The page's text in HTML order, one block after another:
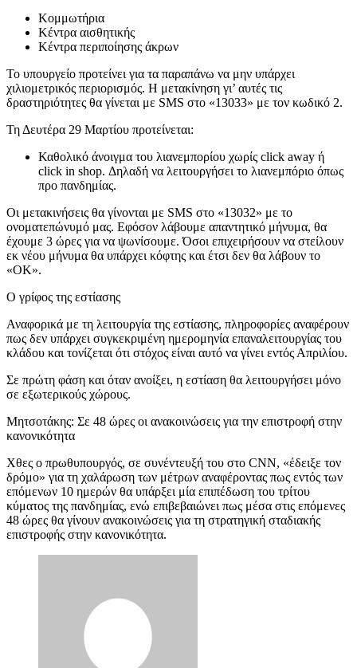
Κομμωτήρια
Κέντρα αισθητικής
Κέντρα περιποίησης άκρων
Το υπουργείο προτείνει για τα παραπάνω να μην υπάρχει
χιλιομετρικός περιορισμός. Η μετακίνηση γι’ αυτές τις
δραστηριότητες θα γίνεται με SMS στο «13033» με τον κωδικό 2.
Τη Δευτέρα 29 Μαρτίου προτείνεται:
Καθολικό άνοιγμα του λιανεμπορίου χωρίς click away ή
click in shop. Δηλαδή να λειτουργήσει το λιανεμπόριο όπως
προ πανδημίας.
Οι μετακινήσεις θα γίνονται με SMS στο «13032» με το
ονοματεπώνυμό μας. Εφόσον λάβουμε απαντητικό μήνυμα, θα
έχουμε 3 ώρες για να ψωνίσουμε. Όσοι επιχειρήσουν να στείλουν
εκ νέου μήνυμα θα υπάρχει κόφτης και έτσι δεν θα λάβουν το
«OK».
Ο γρίφος της εστίασης
Αναφορικά με τη λειτουργία της εστίασης, πληροφορίες αναφέρουν
πως δεν υπάρχει συγκεκριμένη ημερομηνία επαναλειτουργίας του
κλάδου και τονίζεται ότι στόχος είναι αυτό να γίνει εντός Απριλίου.
Σε πρώτη φάση και όταν ανοίξει, η εστίαση θα λειτουργήσει μόνο
σε εξωτερικούς χώρους.
Μητσοτάκης: Σε 48 ώρες οι ανακοινώσεις για την επιστροφή στην
κανονικότητα
Χθες ο πρωθυπουργός, σε συνέντευξή του στο CNN, «έδειξε τον
δρόμο» για τη χαλάρωση των μέτρων αναφέροντας πως εντός των
επόμενων 10 ημερών θα υπάρξει μία επιπέδωση του τρίτου
κύματος της πανδημίας, ενώ επιβεβαιώνει πως μέσα στις επόμενες
48 ώρες θα γίνουν ανακοινώσεις για τη στρατηγική σταδιακής
επιστροφής στην κανονικότητα.